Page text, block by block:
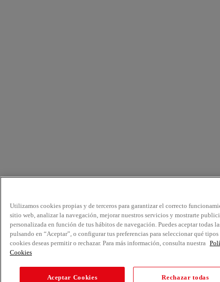
Utilizamos cookies propias y de terceros para garantizar el correcto
sitio web, analizar la navegación, mejorar nuestros servicios y mostrarte
personalizada en función de tus hábitos de navegación. Puedes aceptar todas
pulsando en “Aceptar”, o configurar tus preferencias para seleccionar qué tipos
cookies deseas permitir o rechazar. Para más información, consulta nuestra
Cookies
Aceptar Cookies Rechazar todas